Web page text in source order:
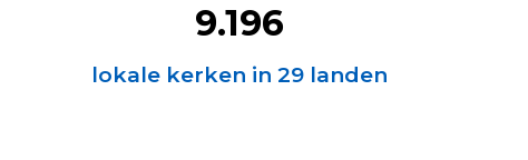
9.196
lokale kerken in 29 landen